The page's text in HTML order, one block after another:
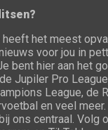
het meest
voor jou in
bent hier aan het
Jupiler Pro
League, de
en veel
ons centraal. Volg